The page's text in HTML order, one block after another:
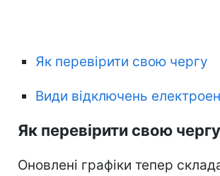
Як перевірити свою чергу
Види відключень
Як перевірити свою чергу
Оновлені графіки тепер